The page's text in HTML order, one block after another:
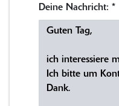
Deine Nachricht: *